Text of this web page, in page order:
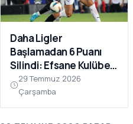
Daha Ligler
Başlamadan 6 Puanı
Silindi: Efsane Kulübe
FIFA Darbesi!
29 Temmuz 2026
Çarşamba